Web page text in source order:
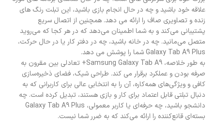
علاقه خود باشید و چه در حال انجام بازی باشید، این تبلت رنگ های
زنده و تصاویری صاف را ارائه می دهد. همچنین از اتصال سریع
پشتیبانی می‌کند و به شما اطمینان می‌دهد که در هر کجا که می‌روید
متصل می‌مانید. چه در خانه باشید، چه در دفتر کار یا در حال حرکت،
Galaxy Tab A9 Plus شما را پوشش می دهد.
به طور خلاصه، Samsung Galaxy Tab A9+ تعادلی بین مقرون به
صرفه بودن و عملکرد برقرار می کند. طراحی شیک، فضای ذخیره‌سازی
کافی و ویژگی‌های همه‌کاره، آن را به انتخابی عالی برای کاربرانی که به
دنبال تبلتی قابل اعتماد برای کار و بازی هستند، تبدیل کرده است. چه
دانشجو باشید، چه حرفه‌ای یا کاربر معمولی، Galaxy Tab A9 Plus
بسته‌ای قانع‌کننده را ارائه می‌کند که به ضرر شما نیست.